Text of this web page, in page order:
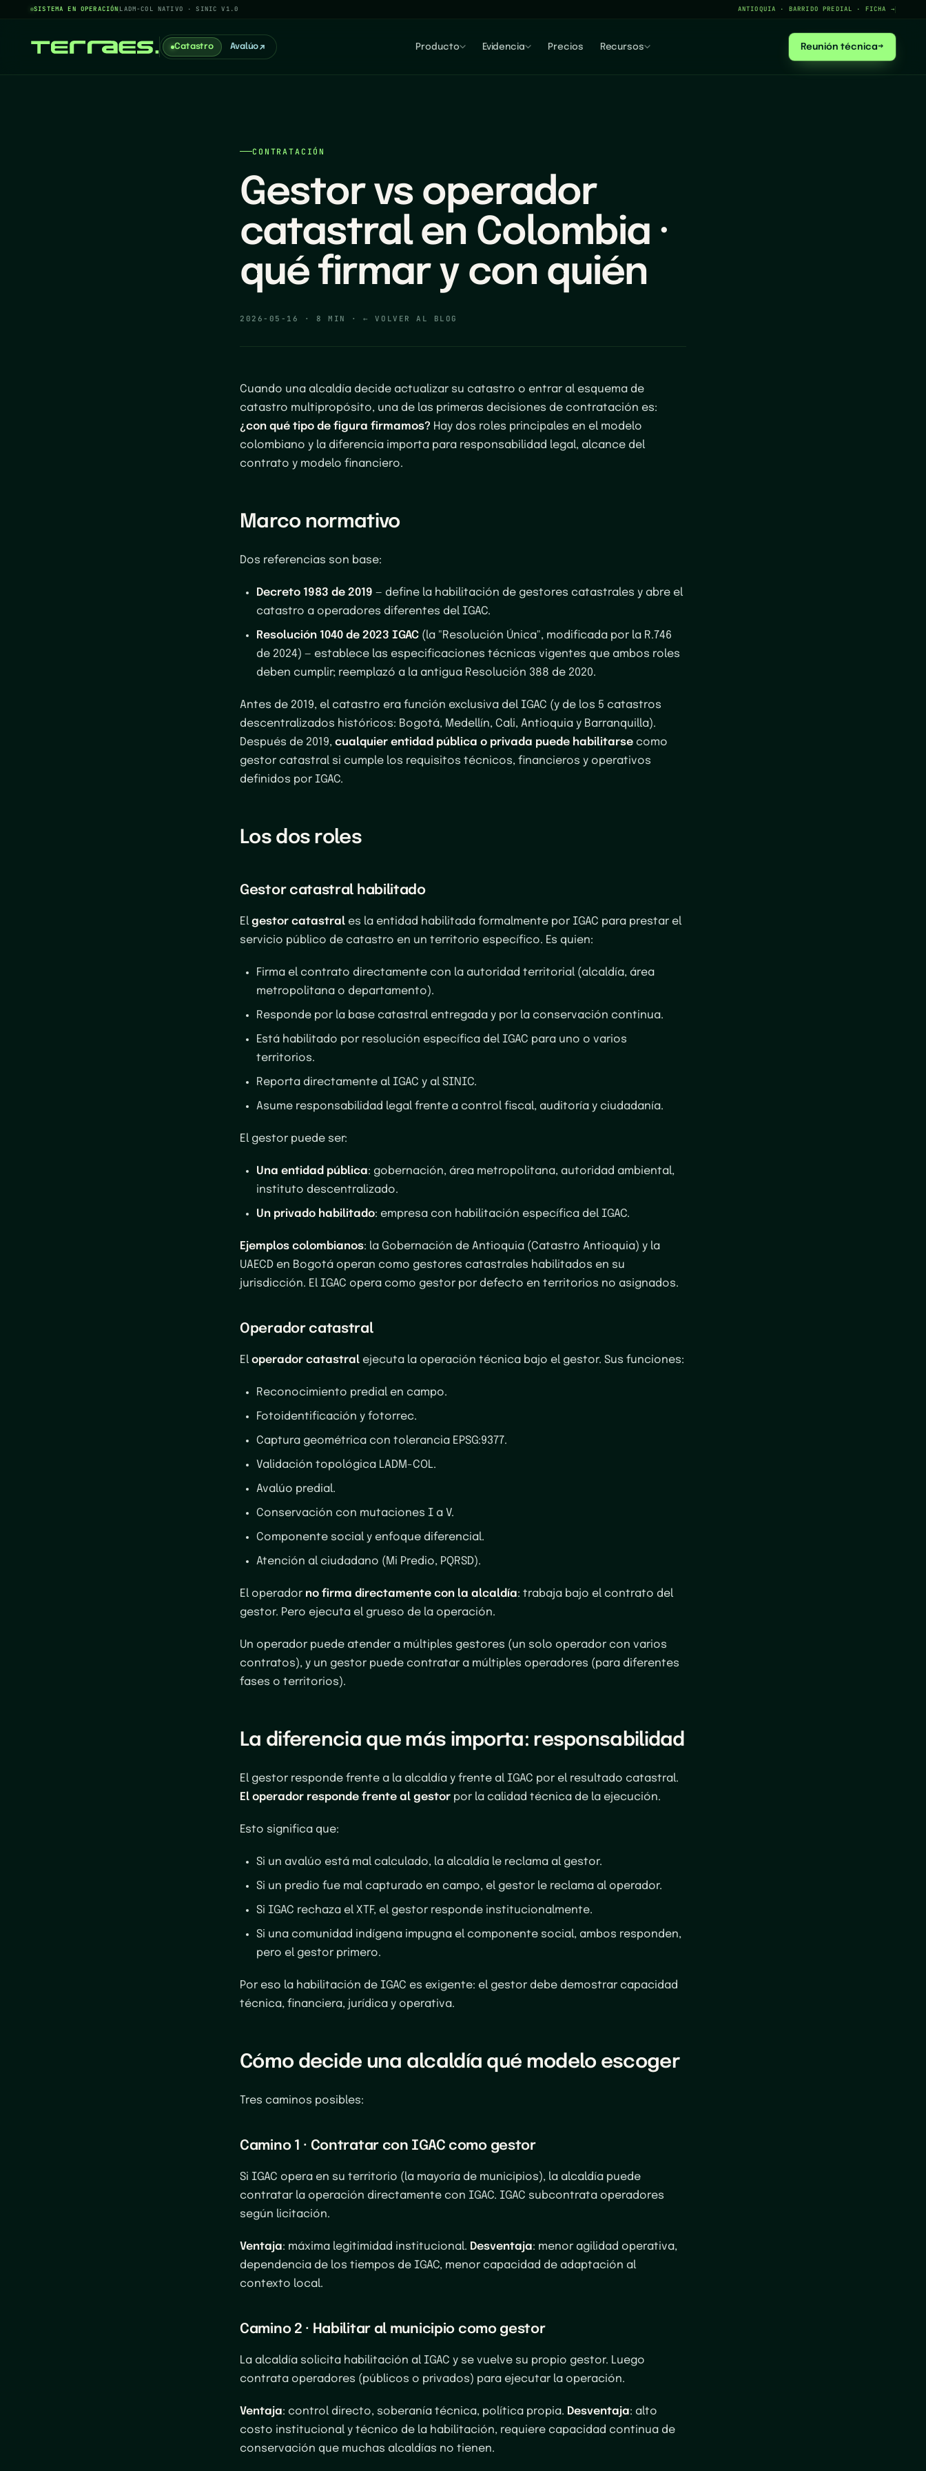
SISTEMA EN OPERACIÓNLADM-COL NATIVO · SINIC V1.0 ANTIOQUIA · BARRIDO PREDIAL · FICHA →
Catastro Avalúo Producto Evidencia Precios Recursos Reunión técnica→
CONTRATACIÓN
Gestor vs operador
catastral en Colombia ·
qué firmar y con quién
2026-05-16 · 8 MIN ·← VOLVER AL BLOG
Cuando una alcaldía decide actualizar su catastro o entrar al esquema de
catastro multipropósito, una de las primeras decisiones de contratación es:
¿con qué tipo de figura firmamos? Hay dos roles principales en el modelo
colombiano y la diferencia importa para responsabilidad legal, alcance del
contrato y modelo financiero.
Marco normativo
Dos referencias son base:
Decreto 1983 de 2019 — define la habilitación de gestores catastrales y abre el
catastro a operadores diferentes del IGAC.
Resolución 1040 de 2023 IGAC (la "Resolución Única", modificada por la R.746
de 2024) — establece las especificaciones técnicas vigentes que ambos roles
deben cumplir; reemplazó a la antigua Resolución 388 de 2020.
Antes de 2019, el catastro era función exclusiva del IGAC (y de los 5 catastros
descentralizados históricos: Bogotá, Medellín, Cali, Antioquia y Barranquilla).
Después de 2019, cualquier entidad pública o privada puede habilitarse como
gestor catastral si cumple los requisitos técnicos, financieros y operativos
definidos por IGAC.
Los dos roles
Gestor catastral habilitado
El gestor catastral es la entidad habilitada formalmente por IGAC para prestar el
servicio público de catastro en un territorio específico. Es quien:
Firma el contrato directamente con la autoridad territorial (alcaldía, área
metropolitana o departamento).
Responde por la base catastral entregada y por la conservación continua.
Está habilitado por resolución específica del IGAC para uno o varios
territorios.
Reporta directamente al IGAC y al SINIC.
Asume responsabilidad legal frente a control fiscal, auditoría y ciudadanía.
El gestor puede ser:
Una entidad pública: gobernación, área metropolitana, autoridad ambiental,
instituto descentralizado.
Un privado habilitado: empresa con habilitación específica del IGAC.
Ejemplos colombianos: la Gobernación de Antioquia (Catastro Antioquia) y la
UAECD en Bogotá operan como gestores catastrales habilitados en su
jurisdicción. El IGAC opera como gestor por defecto en territorios no asignados.
Operador catastral
El operador catastral ejecuta la operación técnica bajo el gestor. Sus funciones:
Reconocimiento predial en campo.
Fotoidentificación y fotorrec.
Captura geométrica con tolerancia EPSG:9377.
Validación topológica LADM-COL.
Avalúo predial.
Conservación con mutaciones I a V.
Componente social y enfoque diferencial.
Atención al ciudadano (Mi Predio, PQRSD).
El operador no firma directamente con la alcaldía: trabaja bajo el contrato del
gestor. Pero ejecuta el grueso de la operación.
Un operador puede atender a múltiples gestores (un solo operador con varios
contratos), y un gestor puede contratar a múltiples operadores (para diferentes
fases o territorios).
La diferencia que más importa: responsabilidad
El gestor responde frente a la alcaldía y frente al IGAC por el resultado catastral.
El operador responde frente al gestor por la calidad técnica de la ejecución.
Esto significa que:
Si un avalúo está mal calculado, la alcaldía le reclama al gestor.
Si un predio fue mal capturado en campo, el gestor le reclama al operador.
Si IGAC rechaza el XTF, el gestor responde institucionalmente.
Si una comunidad indígena impugna el componente social, ambos responden,
pero el gestor primero.
Por eso la habilitación de IGAC es exigente: el gestor debe demostrar capacidad
técnica, financiera, jurídica y operativa.
Cómo decide una alcaldía qué modelo escoger
Tres caminos posibles:
Camino 1 · Contratar con IGAC como gestor
Si IGAC opera en su territorio (la mayoría de municipios), la alcaldía puede
contratar la operación directamente con IGAC. IGAC subcontrata operadores
según licitación.
Ventaja: máxima legitimidad institucional. Desventaja: menor agilidad operativa,
dependencia de los tiempos de IGAC, menor capacidad de adaptación al
contexto local.
Camino 2 · Habilitar al municipio como gestor
La alcaldía solicita habilitación al IGAC y se vuelve su propio gestor. Luego
contrata operadores (públicos o privados) para ejecutar la operación.
Ventaja: control directo, soberanía técnica, política propia. Desventaja: alto
costo institucional y técnico de la habilitación, requiere capacidad continua de
conservación que muchas alcaldías no tienen.